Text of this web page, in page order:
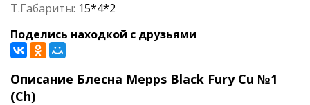
Т.Габариты: 15*4*2
Поделись находкой с друзьями
Описание Блесна Mepps Black Fury Cu №1
(Ch)